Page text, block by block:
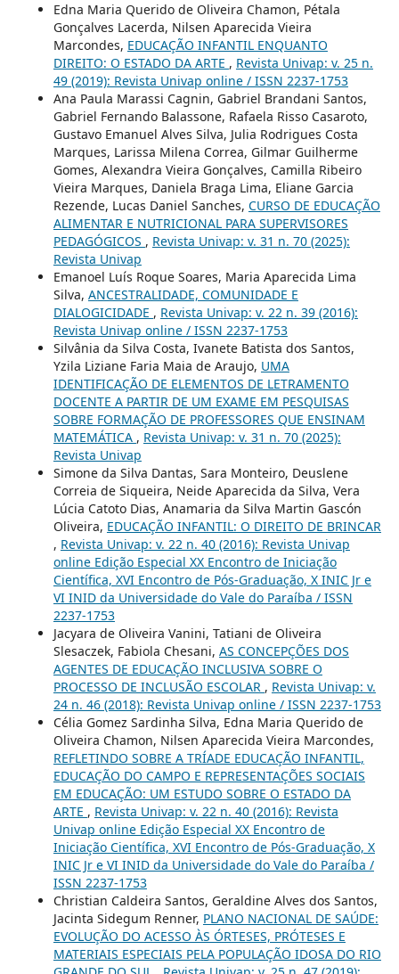
Edna Maria Querido de Oliveira Chamon, Pétala
Gonçalves Lacerda, Nilsen Aparecida Vieira
Marcondes, EDUCAÇÃO INFANTIL ENQUANTO
DIREITO: O ESTADO DA ARTE , Revista Univap: v. 25 n.
49 (2019): Revista Univap online / ISSN 2237-1753
Ana Paula Marassi Cagnin, Gabriel Brandani Santos,
Gabriel Fernando Balassone, Rafaela Risso Casaroto,
Gustavo Emanuel Alves Silva, Julia Rodrigues Costa
Marques, Larissa Milena Correa, Gilmar Guilherme
Gomes, Alexandra Vieira Gonçalves, Camilla Ribeiro
Vieira Marques, Daniela Braga Lima, Eliane Garcia
Rezende, Lucas Daniel Sanches, CURSO DE EDUCAÇÃO
ALIMENTAR E NUTRICIONAL PARA SUPERVISORES
PEDAGÓGICOS , Revista Univap: v. 31 n. 70 (2025):
Revista Univap
Emanoel Luís Roque Soares, Maria Aparecida Lima
Silva, ANCESTRALIDADE, COMUNIDADE E
DIALOGICIDADE , Revista Univap: v. 22 n. 39 (2016):
Revista Univap online / ISSN 2237-1753
Silvânia da Silva Costa, Ivanete Batista dos Santos,
Yzila Liziane Faria Maia de Araujo, UMA
IDENTIFICAÇÃO DE ELEMENTOS DE LETRAMENTO
DOCENTE A PARTIR DE UM EXAME EM PESQUISAS
SOBRE FORMAÇÃO DE PROFESSORES QUE ENSINAM
MATEMÁTICA , Revista Univap: v. 31 n. 70 (2025):
Revista Univap
Simone da Silva Dantas, Sara Monteiro, Deuslene
Correia de Siqueira, Neide Aparecida da Silva, Vera
Lúcia Catoto Dias, Anamaria da Silva Martin Gascón
Oliveira, EDUCAÇÃO INFANTIL: O DIREITO DE BRINCAR
, Revista Univap: v. 22 n. 40 (2016): Revista Univap
online Edição Especial XX Encontro de Iniciação
Científica, XVI Encontro de Pós-Graduação, X INIC Jr e
VI INID da Universidade do Vale do Paraíba / ISSN
2237-1753
Jacyara de Oliveira Vanini, Tatiani de Oliveira
Slesaczek, Fabiola Chesani, AS CONCEPÇÕES DOS
AGENTES DE EDUCAÇÃO INCLUSIVA SOBRE O
PROCESSO DE INCLUSÃO ESCOLAR , Revista Univap: v.
24 n. 46 (2018): Revista Univap online / ISSN 2237-1753
Célia Gomez Sardinha Silva, Edna Maria Querido de
Oliveira Chamon, Nilsen Aparecida Vieira Marcondes,
REFLETINDO SOBRE A TRÍADE EDUCAÇÃO INFANTIL,
EDUCAÇÃO DO CAMPO E REPRESENTAÇÕES SOCIAIS
EM EDUCAÇÃO: UM ESTUDO SOBRE O ESTADO DA
ARTE , Revista Univap: v. 22 n. 40 (2016): Revista
Univap online Edição Especial XX Encontro de
Iniciação Científica, XVI Encontro de Pós-Graduação, X
INIC Jr e VI INID da Universidade do Vale do Paraíba /
ISSN 2237-1753
Christian Caldeira Santos, Geraldine Alves dos Santos,
Jacinta Sidegum Renner, PLANO NACIONAL DE SAÚDE:
EVOLUÇÃO DO ACESSO ÀS ÓRTESES, PRÓTESES E
MATERIAIS ESPECIAIS PELA POPULAÇÃO IDOSA DO RIO